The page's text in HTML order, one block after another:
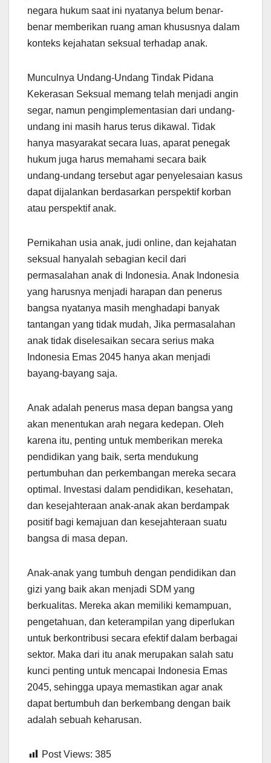
negara hukum saat ini nyatanya belum benar-
benar memberikan ruang aman khususnya dalam
konteks kejahatan seksual terhadap anak.
Munculnya Undang-Undang Tindak Pidana
Kekerasan Seksual memang telah menjadi angin
segar, namun pengimplementasian dari undang-
undang ini masih harus terus dikawal. Tidak
hanya masyarakat secara luas, aparat penegak
hukum juga harus memahami secara baik
undang-undang tersebut agar penyelesaian kasus
dapat dijalankan berdasarkan perspektif korban
atau perspektif anak.
Pernikahan usia anak, judi online, dan kejahatan
seksual hanyalah sebagian kecil dari
permasalahan anak di Indonesia. Anak Indonesia
yang harusnya menjadi harapan dan penerus
bangsa nyatanya masih menghadapi banyak
tantangan yang tidak mudah, Jika permasalahan
anak tidak diselesaikan secara serius maka
Indonesia Emas 2045 hanya akan menjadi
bayang-bayang saja.
Anak adalah penerus masa depan bangsa yang
akan menentukan arah negara kedepan. Oleh
karena itu, penting untuk memberikan mereka
pendidikan yang baik, serta mendukung
pertumbuhan dan perkembangan mereka secara
optimal. Investasi dalam pendidikan, kesehatan,
dan kesejahteraan anak-anak akan berdampak
positif bagi kemajuan dan kesejahteraan suatu
bangsa di masa depan.
Anak-anak yang tumbuh dengan pendidikan dan
gizi yang baik akan menjadi SDM yang
berkualitas. Mereka akan memiliki kemampuan,
pengetahuan, dan keterampilan yang diperlukan
untuk berkontribusi secara efektif dalam berbagai
sektor. Maka dari itu anak merupakan salah satu
kunci penting untuk mencapai Indonesia Emas
2045, sehingga upaya memastikan agar anak
dapat bertumbuh dan berkembang dengan baik
adalah sebuah keharusan.
Post Views: 385